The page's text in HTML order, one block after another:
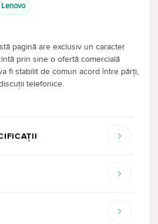
pagină are exclusiv un caracter
prin sine o ofertă comercială
fi stabilit de comun acord între părți,
telefonice.